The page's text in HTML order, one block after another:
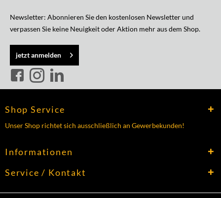
Newsletter: Abonnieren Sie den kostenlosen Newsletter und
verpassen Sie keine Neuigkeit oder Aktion mehr aus dem Shop.
jetzt anmelden
Shop Service
Unser Shop richtet sich ausschließlich an Gewerbekunden!
Informationen
Service / Kontakt